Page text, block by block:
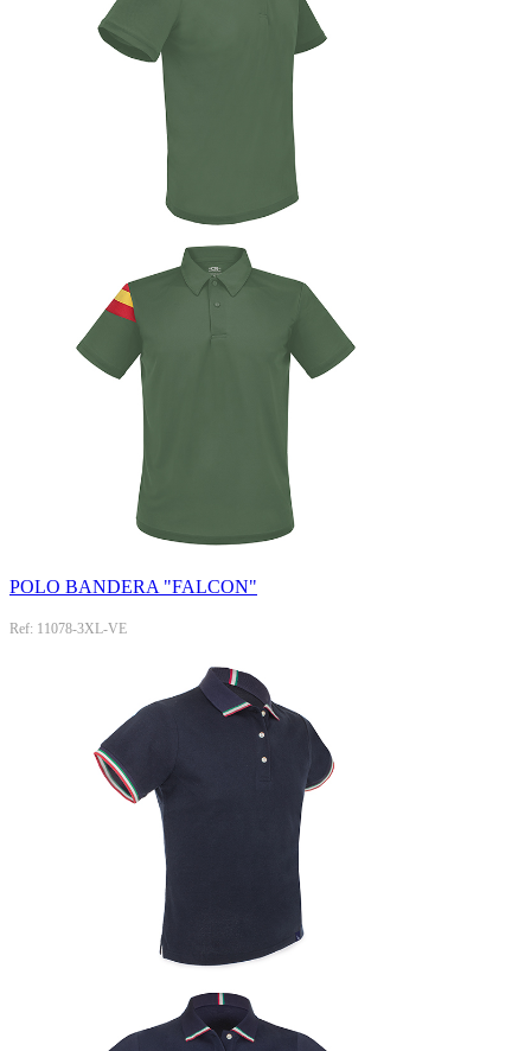
POLO BANDERA "FALCON"
Ref: 11078-3XL-VE